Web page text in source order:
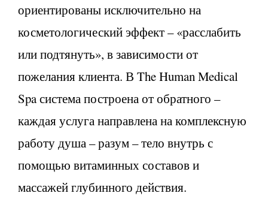
ориентированы исключительно на
косметологический эффект – «расслабить
или подтянуть», в зависимости от
пожелания клиента. В The Human Medical
Spa система построена от обратного –
каждая услуга направлена на комплексную
работу душа – разум – тело внутрь с
помощью витаминных составов и
массажей глубинного действия.